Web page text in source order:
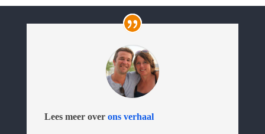
Lees meer overons verhaal